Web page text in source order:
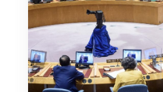
del
de